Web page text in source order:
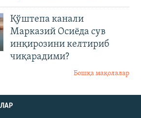
Қўштепа канали
Марказий Осиёда сув
инқирозини келтириб
чиқарадими?
Бошқа мақолалар